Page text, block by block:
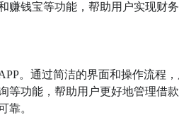
赚钱宝等功能，帮助用户实现财
。通过简洁的界面和操作流程
等功能，帮助用户更好地管理借
靠。